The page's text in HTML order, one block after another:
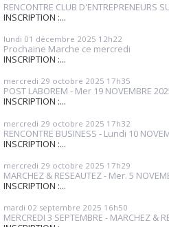
RENCONTRE CLUB D'ENTREPRENEURS
INSCRIPTION :...
lundi 01 décembre 2025 12h22
Prochaine Marche ce mercredi
INSCRIPTION :...
mercredi 29 octobre 2025 17h35
POST LABOREM - Mer 19 NOVEMBRE
INSCRIPTION :...
mercredi 29 octobre 2025 17h32
RENCONTRE BUSINESS - Lundi 10
INSCRIPTION :...
mercredi 29 octobre 2025 17h29
MARCHEZ & RESEAUTEZ - Mer. 5
INSCRIPTION :...
mardi 02 septembre 2025 16h50
MERCREDI 3 SEPTEMBRE - MARCHEZ &